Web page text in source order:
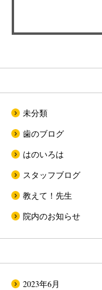
未分類
歯のブログ
はのいろは
スタッフブログ
教えて！先生
院内のお知らせ
2023年6月